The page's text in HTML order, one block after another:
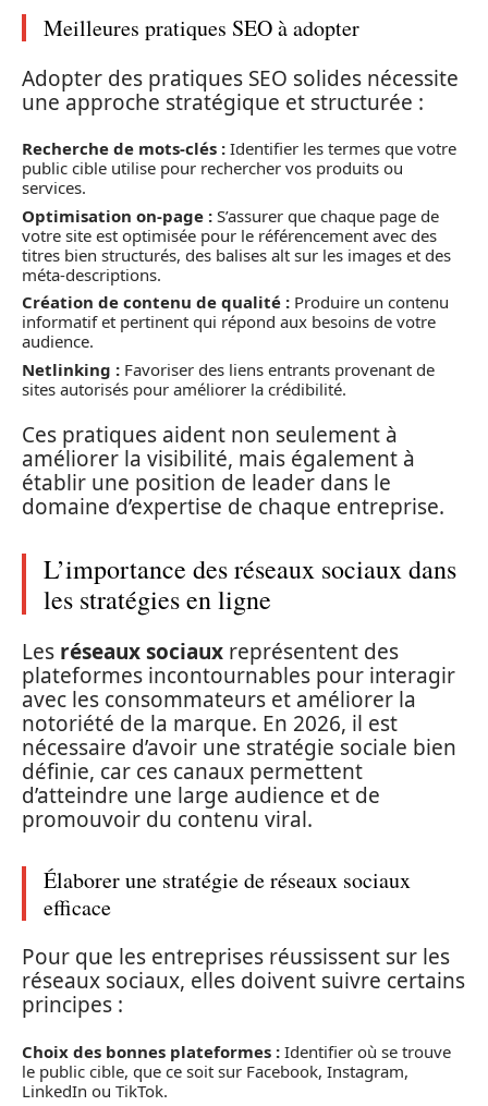
Meilleures pratiques SEO à adopter
Adopter des pratiques SEO solides nécessite
une approche stratégique et structurée :
Recherche de mots-clés : Identifier les termes que votre
public cible utilise pour rechercher vos produits ou
services.
Optimisation on-page : S’assurer que chaque page de
votre site est optimisée pour le référencement avec des
titres bien structurés, des balises alt sur les images et des
méta-descriptions.
Création de contenu de qualité : Produire un contenu
informatif et pertinent qui répond aux besoins de votre
audience.
Netlinking : Favoriser des liens entrants provenant de
sites autorisés pour améliorer la crédibilité.
Ces pratiques aident non seulement à
améliorer la visibilité, mais également à
établir une position de leader dans le
domaine d’expertise de chaque entreprise.
L’importance des réseaux sociaux dans
les stratégies en ligne
Les réseaux sociaux représentent des
plateformes incontournables pour interagir
avec les consommateurs et améliorer la
notoriété de la marque. En 2026, il est
nécessaire d’avoir une stratégie sociale bien
définie, car ces canaux permettent
d’atteindre une large audience et de
promouvoir du contenu viral.
Élaborer une stratégie de réseaux sociaux
efficace
Pour que les entreprises réussissent sur les
réseaux sociaux, elles doivent suivre certains
principes :
Choix des bonnes plateformes : Identifier où se trouve
le public cible, que ce soit sur Facebook, Instagram,
LinkedIn ou TikTok.